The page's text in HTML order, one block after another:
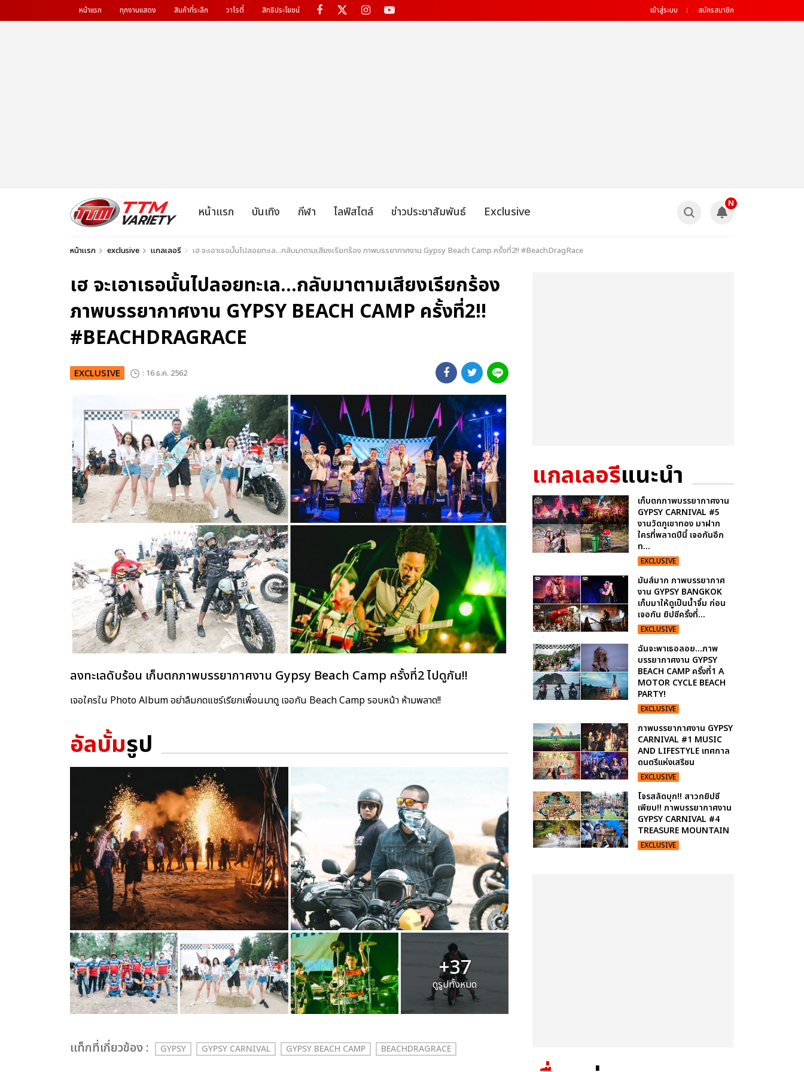
หน้าแรก ทุกงานแสดง สินค้าที่ระลึก วาไรตี้ สิทธิประโยชน์ เข้าสู่ระบบ สมัครสมาชิก
หน้าแรก บันเทิง กีฬา ไลฟ์สไตล์ ข่าวประชาสัมพันธ์ Exclusive
N
หน้าแรก exclusive แกลเลอรี เฮ จะเอาเธอนั้นไปลอยทะเล...กลับมาตามเสียงเรียกร้อง ภาพบรรยากาศงาน Gypsy Beach Camp ครั้งที่2!! #BeachDragRace
เฮ จะเอาเธอนั้นไปลอยทะเล...กลับมาตามเสียงเรียกร้อง
ภาพบรรยากาศงาน GYPSY BEACH CAMP ครั้งที่2!!
#BEACHDRAGRACE
EXCLUSIVE : 16 ธ.ค. 2562
ลงทะเลดับร้อน เก็บตกภาพบรรยากาศงาน Gypsy Beach Camp ครั้งที่2 ไปดูกัน!!
เจอใครใน Photo Album อย่าลืมกดแชร์เรียกเพื่อนมาดู เจอกัน Beach Camp รอบหน้า ห้ามพลาด!!
อัลบั้มรูป
+37
ดูรูปทั้งหมด
เเท็กที่เกี่ยวข้อง : GYPSY GYPSY CARNIVAL GYPSY BEACH CAMP BEACHDRAGRACE
แกลเลอรีแนะนำ
เก็บตกภาพบรรยากาศงาน
GYPSY CARNIVAL #5
งานวัดภูเขาทอง มาฝาก
ใครที่พลาดปีนี้ เจอกันอีก
ท...
EXCLUSIVE
มันส์มาก ภาพบรรยากาศ
งาน GYPSY BANGKOK
เก็บมาให้ดูเป็นน้ำจิ้ม ก่อน
เจอกัน ยิปซีครั้งที่...
EXCLUSIVE
ฉันจะพาเธอลอย...ภาพ
บรรยากาศงาน GYPSY
BEACH CAMP ครั้งที่1 A
MOTOR CYCLE BEACH
PARTY!
EXCLUSIVE
ภาพบรรยากาศงาน GYPSY
CARNIVAL #1 MUSIC
AND LIFESTYLE เทศกาล
ดนตรีแห่งเสรีชน
EXCLUSIVE
โจรสลัดบุก!! สาวกยิปซี
เพียบ!! ภาพบรรยากาศงาน
GYPSY CARNIVAL #4
TREASURE MOUNTAIN
EXCLUSIVE